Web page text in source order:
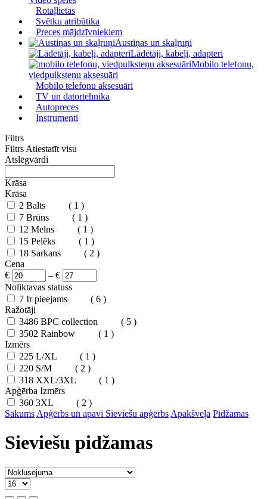
Rotaļlietas
Svētku atribūtika
Preces mājdzīvniekiem
Austiņas un skaļruņi
Lādētāji, kabeļi, adapteri
Mobilo telefonu,
viedpulksteņu aksesuāri
Mobilo telefonu aksesuāri
TV un datortehnika
Autopreces
Instrumenti
Filtrs
Filtrs Atiestatīt visu
Atslēgvārdi
Krāsa
Krāsa
2 Balts
( 1 )
7 Brūns
( 1 )
12 Melns
( 1 )
15 Pelēks
( 1 )
18 Sarkans
( 2 )
Cena
€
– €
Noliktavas statuss
7 Ir pieejams
( 6 )
Ražotāji
3486 BPC collection
( 5 )
3502 Rainbow
( 1 )
Izmērs
225 L/XL
( 1 )
220 S/M
( 2 )
318 XXL/3XL
( 1 )
Apģērba Izmērs
360 3XL
( 2 )
Sākums Apģērbs un apavi Sieviešu apģērbs Apakšveļa Pidžamas
Sieviešu pidžamas